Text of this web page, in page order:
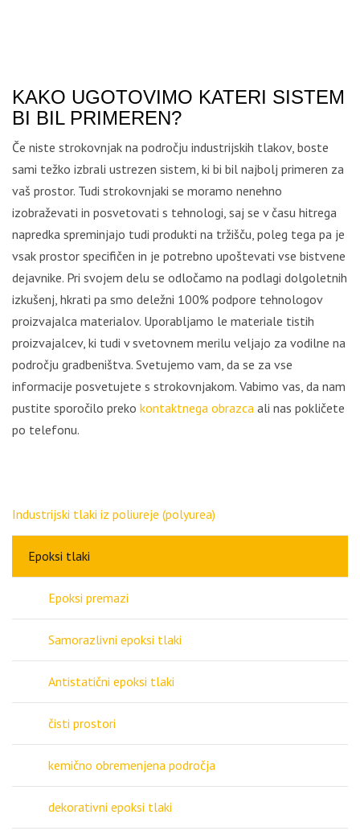
KAKO UGOTOVIMO KATERI SISTEM
BI BIL PRIMEREN?
Če niste strokovnjak na področju industrijskih tlakov, boste
sami težko izbrali ustrezen sistem, ki bi bil najbolj primeren za
vaš prostor. Tudi strokovnjaki se moramo nenehno
izobraževati in posvetovati s tehnologi, saj se v času hitrega
napredka spreminjajo tudi produkti na tržišču, poleg tega pa je
vsak prostor specifičen in je potrebno upoštevati vse bistvene
dejavnike. Pri svojem delu se odločamo na podlagi dolgoletnih
izkušenj, hkrati pa smo deležni 100% podpore tehnologov
proizvajalca materialov. Uporabljamo le materiale tistih
proizvajalcev, ki tudi v svetovnem merilu veljajo za vodilne na
področju gradbeništva. Svetujemo vam, da se za vse
informacije posvetujete s strokovnjakom. Vabimo vas, da nam
pustite sporočilo preko kontaktnega obrazca ali nas pokličete
po telefonu.
Industrijski tlaki iz poliureje (polyurea)
Epoksi tlaki
Epoksi premazi
Samorazlivni epoksi tlaki
Antistatični epoksi tlaki
čisti prostori
kemično obremenjena področja
dekorativni epoksi tlaki